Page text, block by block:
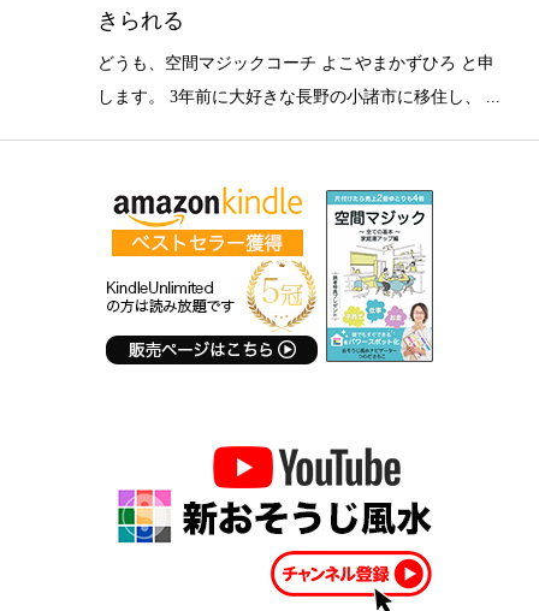
きられる
どうも、空間マジックコーチ よこやまかずひろ と申
します。 3年前に大好きな長野の小諸市に移住し、 ...